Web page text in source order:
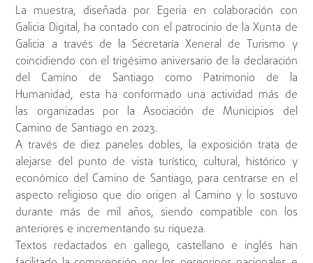
La muestra, diseñada por Egeria en colaboración con
Galicia Digital, ha contado con el patrocinio de la Xunta de
Galicia a través de la Secretaría Xeneral de Turismo y
coincidiendo con el trigésimo aniversario de la declaración
del Camino de Santiago como Patrimonio de la
Humanidad, esta ha conformado una actividad más de
las organizadas por la Asociación de Municipios del
Camino de Santiago en 2023.
A través de diez paneles dobles, la exposición trata de
alejarse del punto de vista turístico, cultural, histórico y
económico del Camino de Santiago, para centrarse en el
aspecto religioso que dio origen al Camino y lo sostuvo
durante más de mil años, siendo compatible con los
anteriores e incrementando su riqueza.
Textos redactados en gallego, castellano e inglés han